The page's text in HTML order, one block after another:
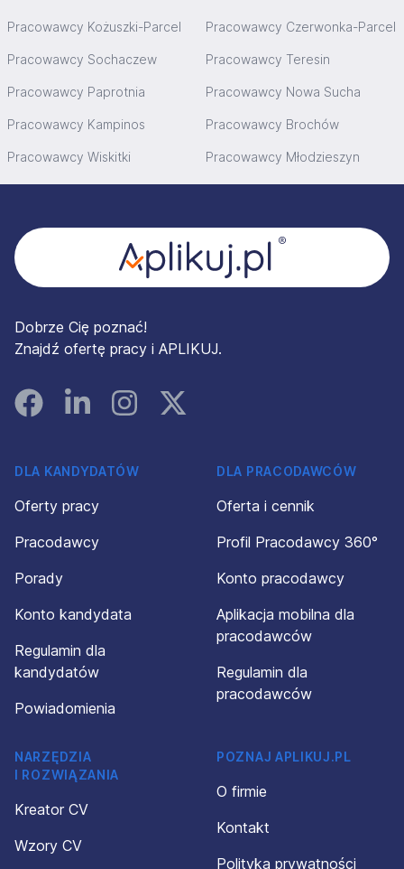
Pracowawcy Kożuszki-Parcel Pracowawcy Czerwonka-Parcel
Pracowawcy Sochaczew Pracowawcy Teresin
Pracowawcy Paprotnia Pracowawcy Nowa Sucha
Pracowawcy Kampinos Pracowawcy Brochów
Pracowawcy Wiskitki Pracowawcy Młodzieszyn
Dobrze Cię poznać!
Znajdź ofertę pracy i APLIKUJ.
FacebookLinked InInstagramInstagram
DLA KANDYDATÓW
Oferty pracy
Pracodawcy
Porady
Konto kandydata
Regulamin dla
kandydatów
Powiadomienia
DLA PRACODAWCÓW
Oferta i cennik
Profil Pracodawcy 360°
Konto pracodawcy
Aplikacja mobilna dla
pracodawców
Regulamin dla
pracodawców
NARZĘDZIA
I ROZWIĄZANIA
Kreator CV
Wzory CV
POZNAJ APLIKUJ.PL
O firmie
Kontakt
Polityka prywatności